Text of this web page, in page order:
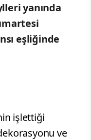
yanında
eşliğinde
işlettiği
ve